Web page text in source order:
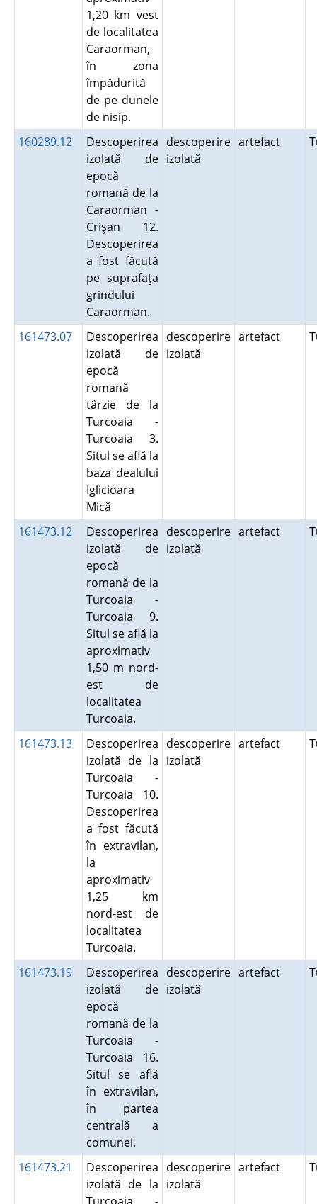
1,20 km vest
de localitatea
Caraorman,
în zona
împădurită
de pe dunele
de nisip.
160289.12
Descoperirea
izolată de
epocă
romană de la
Caraorman -
Crişan 12.
Descoperirea
a fost făcută
pe suprafaţa
grindului
Caraorman.
descoperire
izolată
artefact
161473.07
Descoperirea
izolată de
epocă
romană
târzie de la
Turcoaia -
Turcoaia 3.
Situl se află la
baza dealului
Iglicioara
Mică
descoperire
izolată
artefact
161473.12
Descoperirea
izolată de
epocă
romană de la
Turcoaia -
Turcoaia 9.
Situl se află la
aproximativ
1,50 m nord-
est de
localitatea
Turcoaia.
descoperire
izolată
artefact
161473.13
Descoperirea
izolată de la
Turcoaia -
Turcoaia 10.
Descoperirea
a fost făcută
în extravilan,
la
aproximativ
1,25 km
nord-est de
localitatea
Turcoaia.
descoperire
izolată
artefact
161473.19
Descoperirea
izolată de
epocă
romană de la
Turcoaia -
Turcoaia 16.
Situl se află
în extravilan,
în partea
centrală a
comunei.
descoperire
izolată
artefact
161473.21
Descoperirea
izolată de la
descoperire
izolată
artefact